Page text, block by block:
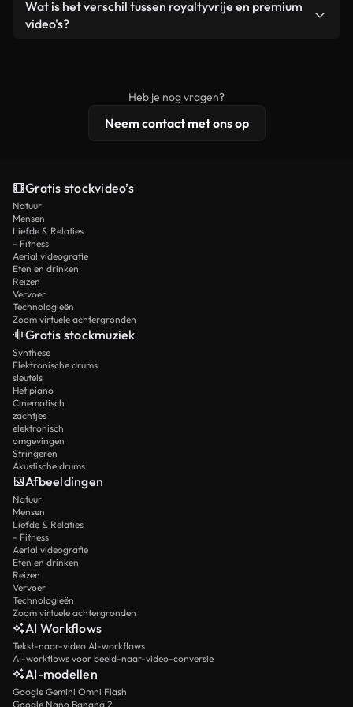
een losstaand product.
remixen. Zorg er wel voor dat het eindproduct
Wat is het verschil tussen royaltyvrije en premium
video's?
licentiebescherming omvat.
Heb je nog vragen?
Neem contact met ons op
Gratis stockvideo’s
Natuur
Mensen
Liefde & Relaties
- Fitness
Aerial videografie
Eten en drinken
Reizen
Vervoer
Technologieën
Zoom virtuele achtergronden
Gratis stockmuziek
Synthese
Elektronische drums
sleutels
Het piano
Cinematisch
zachtjes
elektronisch
omgevingen
Stringeren
Akustische drums
Afbeeldingen
Natuur
Mensen
Liefde & Relaties
- Fitness
Aerial videografie
Eten en drinken
Reizen
Vervoer
Technologieën
Zoom virtuele achtergronden
AI Workflows
Tekst-naar-video AI-workflows
AI-workflows voor beeld-naar-video-conversie
AI-modellen
Google Gemini Omni Flash
Google Nano Banana 2